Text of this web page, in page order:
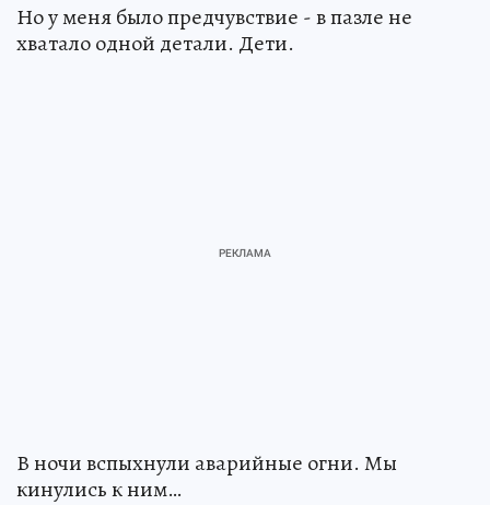
Но у меня было предчувствие - в пазле не
хватало одной детали. Дети.
В ночи вспыхнули аварийные огни. Мы
кинулись к ним…